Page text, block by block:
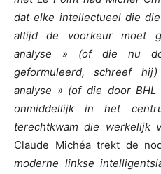
dat elke intellectueel die
altijd de voorkeur moet
analyse » (of die nu
geformuleerd, schreef
analyse » (of die door
onmiddellijk in het
terechtkwam die werkelijk
Claude Michéa trekt de
moderne linkse